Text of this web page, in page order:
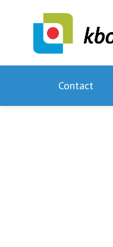
Contact